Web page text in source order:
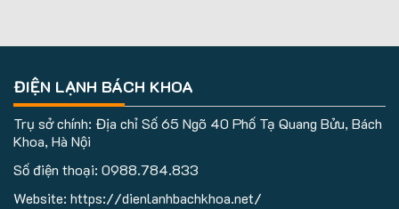
ĐIỆN LẠNH BÁCH KHOA
Trụ sở chính: Địa chỉ Số 65 Ngõ 40 Phố Tạ Quang Bửu, Bách
Khoa, Hà Nội
Số điện thoại: 0988.784.833
Website: https://dienlanhbachkhoa.net/